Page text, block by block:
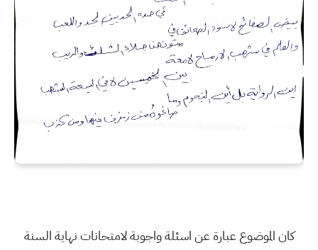
كان الموضوع عبارة عن اسئلة واجوبة لامتحانات نهاية السنة